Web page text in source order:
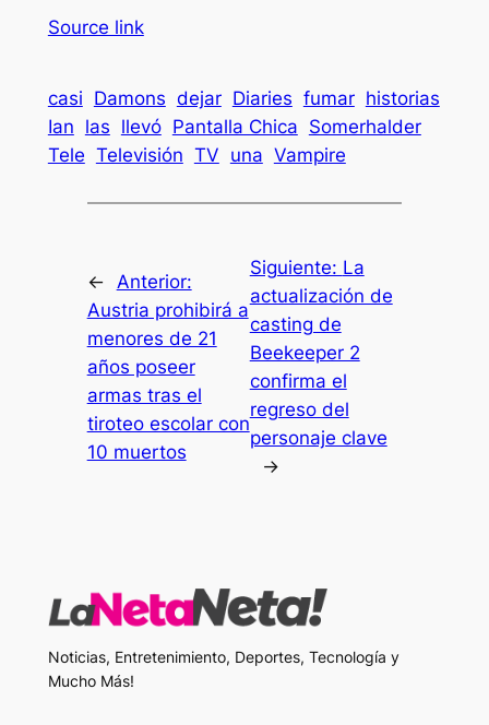
Source link
casi Damons dejar Diaries fumar historias
Ian las llevó Pantalla Chica Somerhalder
Tele Televisión TV una Vampire
← Anterior:
Austria prohibirá a
menores de 21
años poseer
armas tras el
tiroteo escolar con
10 muertos
Siguiente: La
actualización de
casting de
Beekeeper 2
confirma el
regreso del
personaje clave
→
Noticias, Entretenimiento, Deportes, Tecnología y
Mucho Más!